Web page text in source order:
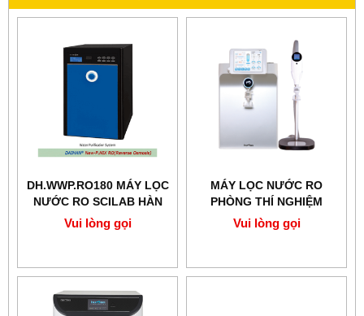
DH.WWP.RO180 MÁY LỌC
NƯỚC RO SCILAB HÀN
QUỐC
Vui lòng gọi
MÁY LỌC NƯỚC RO
PHÒNG THÍ NGHIỆM
SMART HUMAN
Vui lòng gọi